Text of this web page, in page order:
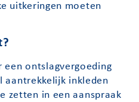
uitkeringen moeten
een ontslagvergoeding
aantrekkelijk inkleden
zetten in een aanspraak